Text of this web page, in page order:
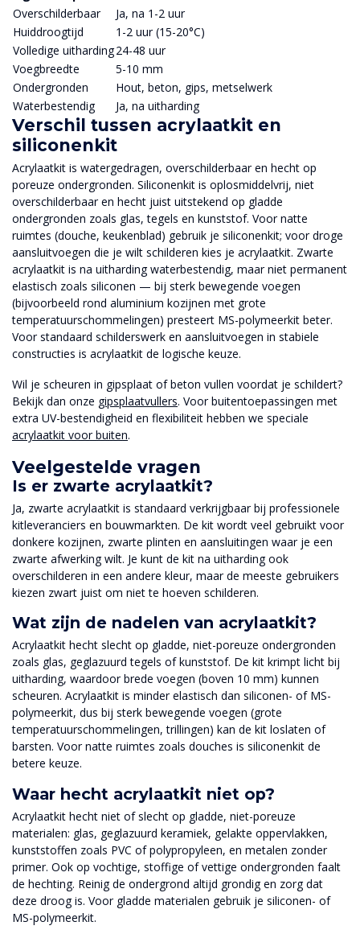
Overschilderbaar
Ja, na 1-2 uur
Huiddroogtijd
1-2 uur (15-20°C)
Volledige uitharding24-48 uur
Voegbreedte
5-10 mm
Ondergronden
Hout, beton, gips, metselwerk
Waterbestendig
Ja, na uitharding
Verschil tussen acrylaatkit en
siliconenkit
Acrylaatkit is watergedragen, overschilderbaar en hecht op
poreuze ondergronden. Siliconenkit is oplosmiddelvrij, niet
overschilderbaar en hecht juist uitstekend op gladde
ondergronden zoals glas, tegels en kunststof. Voor natte
ruimtes (douche, keukenblad) gebruik je siliconenkit; voor droge
aansluitvoegen die je wilt schilderen kies je acrylaatkit. Zwarte
acrylaatkit is na uitharding waterbestendig, maar niet permanent
elastisch zoals siliconen — bij sterk bewegende voegen
(bijvoorbeeld rond aluminium kozijnen met grote
temperatuurschommelingen) presteert MS-polymeerkit beter.
Voor standaard schilderswerk en aansluitvoegen in stabiele
constructies is acrylaatkit de logische keuze.
Wil je scheuren in gipsplaat of beton vullen voordat je schildert?
Bekijk dan onze gipsplaatvullers. Voor buitentoepassingen met
extra UV-bestendigheid en flexibiliteit hebben we speciale
acrylaatkit voor buiten.
Veelgestelde vragen
Is er zwarte acrylaatkit?
Ja, zwarte acrylaatkit is standaard verkrijgbaar bij professionele
kitleveranciers en bouwmarkten. De kit wordt veel gebruikt voor
donkere kozijnen, zwarte plinten en aansluitingen waar je een
zwarte afwerking wilt. Je kunt de kit na uitharding ook
overschilderen in een andere kleur, maar de meeste gebruikers
kiezen zwart juist om niet te hoeven schilderen.
Wat zijn de nadelen van acrylaatkit?
Acrylaatkit hecht slecht op gladde, niet-poreuze ondergronden
zoals glas, geglazuurd tegels of kunststof. De kit krimpt licht bij
uitharding, waardoor brede voegen (boven 10 mm) kunnen
scheuren. Acrylaatkit is minder elastisch dan siliconen- of MS-
polymeerkit, dus bij sterk bewegende voegen (grote
temperatuurschommelingen, trillingen) kan de kit loslaten of
barsten. Voor natte ruimtes zoals douches is siliconenkit de
betere keuze.
Waar hecht acrylaatkit niet op?
Acrylaatkit hecht niet of slecht op gladde, niet-poreuze
materialen: glas, geglazuurd keramiek, gelakte oppervlakken,
kunststoffen zoals PVC of polypropyleen, en metalen zonder
primer. Ook op vochtige, stoffige of vettige ondergronden faalt
de hechting. Reinig de ondergrond altijd grondig en zorg dat
deze droog is. Voor gladde materialen gebruik je siliconen- of
MS-polymeerkit.